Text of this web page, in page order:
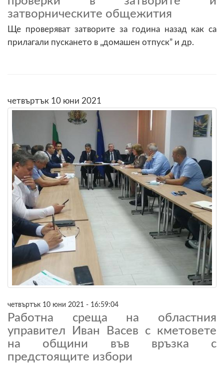
затворническите общежития
Ще проверяват затворите за година назад как са
прилагали пускането в „домашен отпуск” и др.
четвъртък 10 юни 2021
четвъртък 10 юни 2021 - 16:59:04
Работна среща на областния
управител Иван Васев с кметовете
на общини във връзка с
предстоящите избори